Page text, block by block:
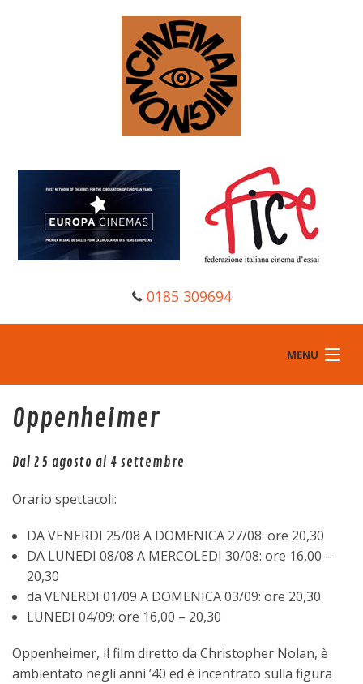
0185 309694
MENU
La sala
Eventi
Tariffe
Trasparenza
Contatti
Oppenheimer
Dal 25 agosto al 4 settembre
Orario spettacoli:
DA VENERDI 25/08 A DOMENICA 27/08: ore 20,30
DA LUNEDI 08/08 A MERCOLEDI 30/08: ore 16,00 –
20,30
da VENERDI 01/09 A DOMENICA 03/09: ore 20,30
LUNEDI 04/09: ore 16,00 – 20,30
Oppenheimer, il film diretto da Christopher Nolan, è
ambientato negli anni ’40 ed è incentrato sulla figura